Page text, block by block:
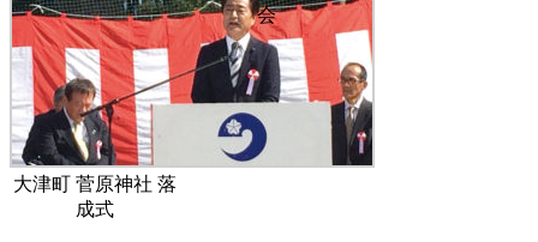
大津町 菅原神社 落
成式
会